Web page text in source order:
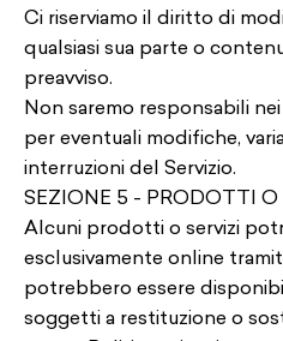
Ci riserviamo il diritto di
qualsiasi sua parte o
preavviso.
Non saremo responsabili
per eventuali modifiche,
interruzioni del Servizio.
SEZIONE 5 - PRODOTTI O
Alcuni prodotti o servizi
esclusivamente online
potrebbero essere
soggetti a restituzione o